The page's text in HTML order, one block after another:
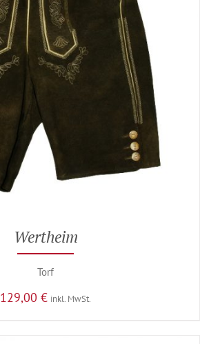
Wertheim
Torf
129,00 € inkl. MwSt.